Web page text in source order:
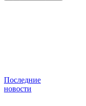
Последние
новости